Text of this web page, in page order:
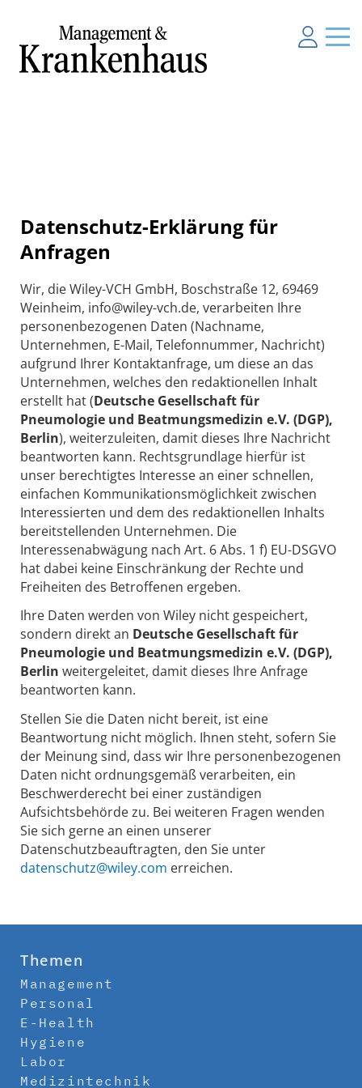
Datenschutz-Erklärung für
Anfragen
Wir, die Wiley-VCH GmbH, Boschstraße 12, 69469
Weinheim, info@wiley-vch.de, verarbeiten Ihre
personenbezogenen Daten (Nachname,
Unternehmen, E-Mail, Telefonnummer, Nachricht)
aufgrund Ihrer Kontaktanfrage, um diese an das
Unternehmen, welches den redaktionellen Inhalt
erstellt hat (Deutsche Gesellschaft für
Pneumologie und Beatmungsmedizin e.V. (DGP),
Berlin), weiterzuleiten, damit dieses Ihre Nachricht
beantworten kann. Rechtsgrundlage hierfür ist
unser berechtigtes Interesse an einer schnellen,
einfachen Kommunikationsmöglichkeit zwischen
Interessierten und dem des redaktionellen Inhalts
bereitstellenden Unternehmen. Die
Interessenabwägung nach Art. 6 Abs. 1 f) EU-DSGVO
hat dabei keine Einschränkung der Rechte und
Freiheiten des Betroffenen ergeben.
Ihre Daten werden von Wiley nicht gespeichert,
sondern direkt an Deutsche Gesellschaft für
Pneumologie und Beatmungsmedizin e.V. (DGP),
Berlin weitergeleitet, damit dieses Ihre Anfrage
beantworten kann.
Stellen Sie die Daten nicht bereit, ist eine
Beantwortung nicht möglich. Ihnen steht, sofern Sie
der Meinung sind, dass wir Ihre personenbezogenen
Daten nicht ordnungsgemäß verarbeiten, ein
Beschwerderecht bei einer zuständigen
Aufsichtsbehörde zu. Bei weiteren Fragen wenden
Sie sich gerne an einen unserer
Datenschutzbeauftragten, den Sie unter
datenschutz@wiley.com erreichen.
Themen
Management
Personal
E-Health
Hygiene
Labor
Medizintechnik